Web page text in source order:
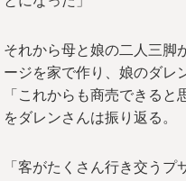
それから母と娘の二人三脚
ージを家で作り、娘のダレ
「これからも商売できる
をダレンさんは振り返る。
「客がたくさん行き交う